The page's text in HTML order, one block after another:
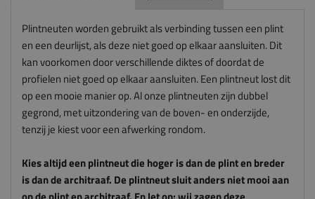
profielen niet goed op elkaar aansluiten. Een plintneut lost dit
op een mooie manier op. Al onze plintneuten zijn dubbel
gegrond, met uitzondering van de boven- en onderzijde,
tenzij je kiest voor een afwerking rondom.
Kies altijd een plintneut die hoger is dan de plint en breder
is dan de architraaf. De plintneut sluit anders niet mooi aan
plintneuten voor je op maat, dus wij kunnen deze niet
retour nemen.